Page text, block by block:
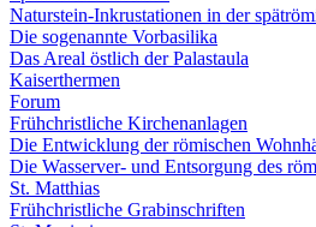
Naturstein-Inkrustationen in der
Die sogenannte Vorbasilika
Das Areal östlich der Palastaula
Kaiserthermen
Forum
Frühchristliche Kirchenanlagen
Die Entwicklung der römischen
Die Wasserver- und Entsorgung des
St. Matthias
Frühchristliche Grabinschriften